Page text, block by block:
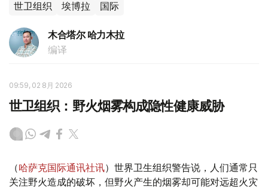
世卫组织 埃博拉 国际
木合塔尔 哈力木拉
编译
09:59, 02 8月 2026
世卫组织：野火烟雾构成隐性健康威胁
（哈萨克国际通讯社讯）世界卫生组织警告说，人们通常只
关注野火造成的破坏，但野火产生的烟雾却可能对远超火灾